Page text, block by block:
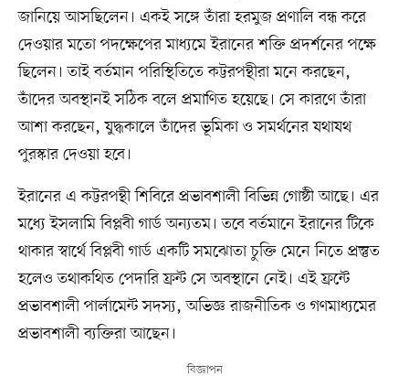
জানিয়ে আসছিলেন। একই সঙ্গে তাঁরা হরমুজ প্রণালি বন্ধ করে
দেওয়ার মতো পদক্ষেপের মাধ্যমে ইরানের শক্তি প্রদর্শনের পক্ষে
ছিলেন। তাই বর্তমান পরিস্থিতিতে কট্টরপন্থীরা মনে করছেন,
তাঁদের অবস্থানই সঠিক বলে প্রমাণিত হয়েছে। সে কারণে তাঁরা
আশা করছেন, যুদ্ধকালে তাঁদের ভূমিকা ও সমর্থনের যথাযথ
পুরস্কার দেওয়া হবে।
ইরানের এ কট্টরপন্থী শিবিরে প্রভাবশালী বিভিন্ন গোষ্ঠী আছে। এর
মধ্যে ইসলামি বিপ্লবী গার্ড অন্যতম। তবে বর্তমানে ইরানের টিকে
থাকার স্বার্থে বিপ্লবী গার্ড একটি সমঝোতা চুক্তি মেনে নিতে প্রস্তুত
হলেও তথাকথিত পেদারি ফ্রন্ট সে অবস্থানে নেই। এই ফ্রন্টে
প্রভাবশালী পার্লামেন্ট সদস্য, অভিজ্ঞ রাজনীতিক ও গণমাধ্যমের
প্রভাবশালী ব্যক্তিরা আছেন।